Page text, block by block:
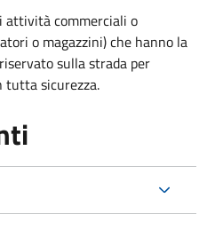
attività commerciali o
o magazzini) che hanno la
sulla strada per
tutta sicurezza.